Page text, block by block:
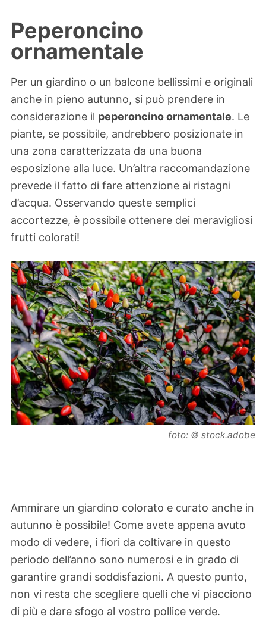
Peperoncino
ornamentale
Per un giardino o un balcone bellissimi e originali
anche in pieno autunno, si può prendere in
considerazione il peperoncino ornamentale. Le
piante, se possibile, andrebbero posizionate in
una zona caratterizzata da una buona
esposizione alla luce. Un’altra raccomandazione
prevede il fatto di fare attenzione ai ristagni
d’acqua. Osservando queste semplici
accortezze, è possibile ottenere dei meravigliosi
frutti colorati!
foto: © stock.adobe
Ammirare un giardino colorato e curato anche in
autunno è possibile! Come avete appena avuto
modo di vedere, i fiori da coltivare in questo
periodo dell’anno sono numerosi e in grado di
garantire grandi soddisfazioni. A questo punto,
non vi resta che scegliere quelli che vi piacciono
di più e dare sfogo al vostro pollice verde.